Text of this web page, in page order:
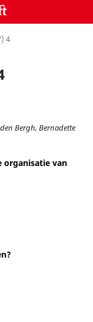
4
Bergh, Bernadette
organisatie van